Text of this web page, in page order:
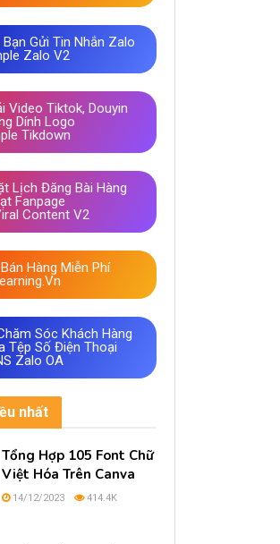
Gửi Tin Nhắn Zalo
Zalo V2
Video Tiktok, Douyin
Dính Logo
Tikdown
Lịch Đăng Bài Hàng
Fanpage
Content V2
Hàng Miễn Phí
Sóc Khách Hàng
Tệp Số Điện Thoại
Zalo OA
nhất
Tổng Hợp 105 Font Chữ
Việt Hóa Trên Canva
14/12/2023 414.4K